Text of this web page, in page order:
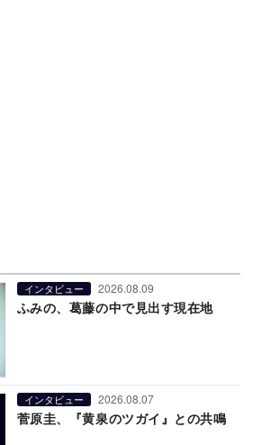
インタビュー 2026.08.09
ふみの、葛藤の中で見出す現在地
インタビュー 2026.08.07
菅原圭、『黄泉のツガイ』との共鳴